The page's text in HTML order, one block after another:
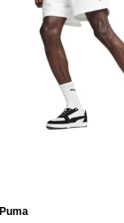
Puma